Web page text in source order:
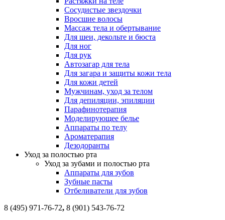
Сосудистые звездочки
Вросшие волосы
Массаж тела и обертывание
Для шеи, декольте и бюста
Для ног
Для рук
Автозагар для тела
Для загара и защиты кожи тела
Для кожи детей
Мужчинам, уход за телом
Для депиляции, эпиляции
Парафинотерапия
Моделирующее белье
Аппараты по телу
Ароматерапия
Дезодоранты
Уход за полостью рта
Уход за зубами и полостью рта
Аппараты для зубов
Зубные пасты
Отбеливатели для зубов
8 (495) 971-76-72, 8 (901) 543-76-72